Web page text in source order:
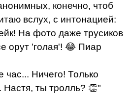
конечно, чтоб
вслух, с интонацией:
На фото даже трусиков
орут 'голая'! 😂 Пиар
Ничего! Только
ты тролль? 👏"